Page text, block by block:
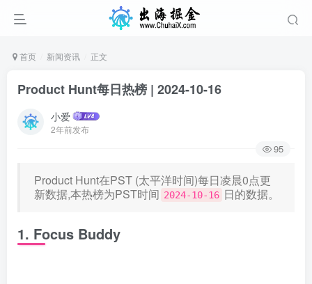
首页 新闻资讯 正文
Product Hunt每日热榜 | 2024-10-16
小爱
2年前发布
95
Product Hunt在PST (太平洋时间)每日凌晨0点更
新数据,本热榜为PST时间 2024-10-16 日的数据。
1. Focus Buddy